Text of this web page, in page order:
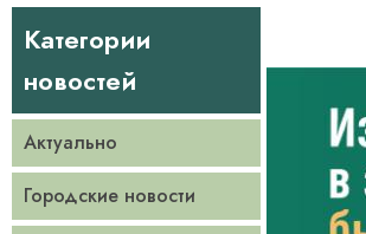
Категории
новостей
Актуально
Городские новости